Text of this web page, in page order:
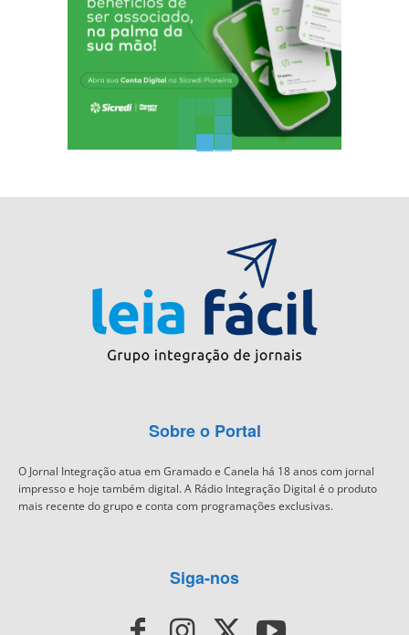
Sobre o Portal
O Jornal Integração atua em Gramado e Canela há 18 anos com jornal
impresso e hoje também digital. A Rádio Integração Digital é o produto
mais recente do grupo e conta com programações exclusivas.
Siga-nos